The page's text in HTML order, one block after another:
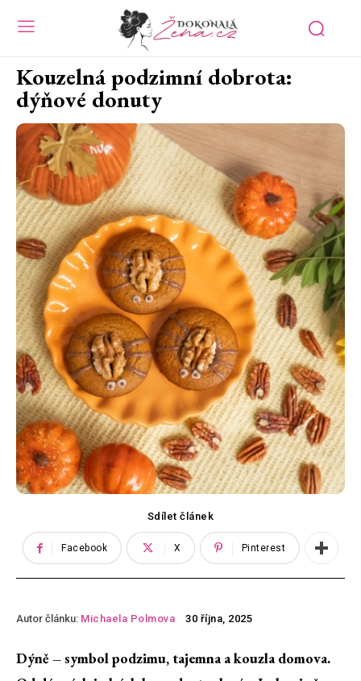
Kouzelná podzimní dobrota:
dýňové donuty
Sdílet článek
Facebook X Pinterest
Autor článku: Michaela Polmova 30 října, 2025
Dýně – symbol podzimu, tajemna a kouzla domova.